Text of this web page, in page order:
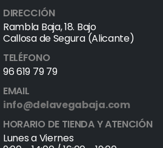
DIRECCIÓN
Rambla Baja, 18. Bajo
Callosa de Segura (Alicante)
TELÉFONO
96 619 79 79
EMAIL
info@delavegabaja.com
HORARIO DE TIENDA Y ATENCIÓN
Lunes a Viernes